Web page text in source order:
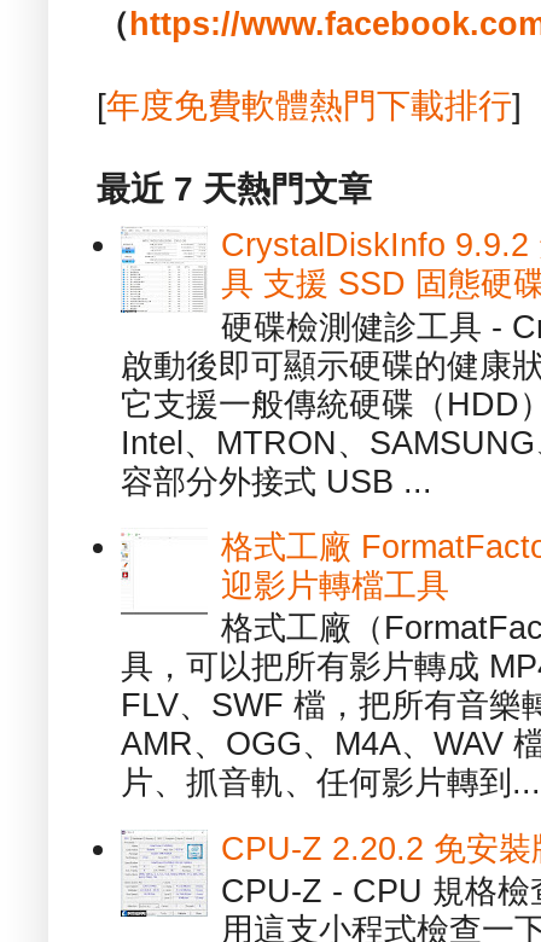
（ https://
[年度免費軟體熱門下載排行]
最近 7 天熱門文章
CrystalDiskInfo 9.9.2
具 支援 SSD 固態硬
硬碟檢測健診工具 -
啟動後即可顯示硬碟的健康
它支援一般傳統硬碟（HDD
Intel、MTRON、
容部分外接式 USB ...
格式工廠
迎影片轉檔工具
格式工廠（
具，可以把所有影片轉成
FLV、SWF 檔，把所有音樂
AMR、OGG、M4A、WAV
片、抓音軌、任何影片轉到...
CPU-Z 2.20.2 免安
CPU-Z - CPU 規格
用這支小程式檢查一